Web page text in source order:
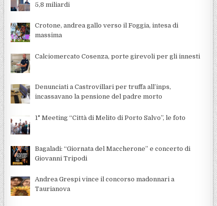
5,8 miliardi
Crotone, andrea gallo verso il Foggia, intesa di
massima
Calciomercato Cosenza, porte girevoli per gli innesti
Denunciati a Castrovillari per truffa all’inps,
incassavano la pensione del padre morto
1° Meeting “Città di Melito di Porto Salvo”, le foto
Bagaladi: “Giornata del Maccherone” e concerto di
Giovanni Tripodi
Andrea Grespi vince il concorso madonnari a
Taurianova